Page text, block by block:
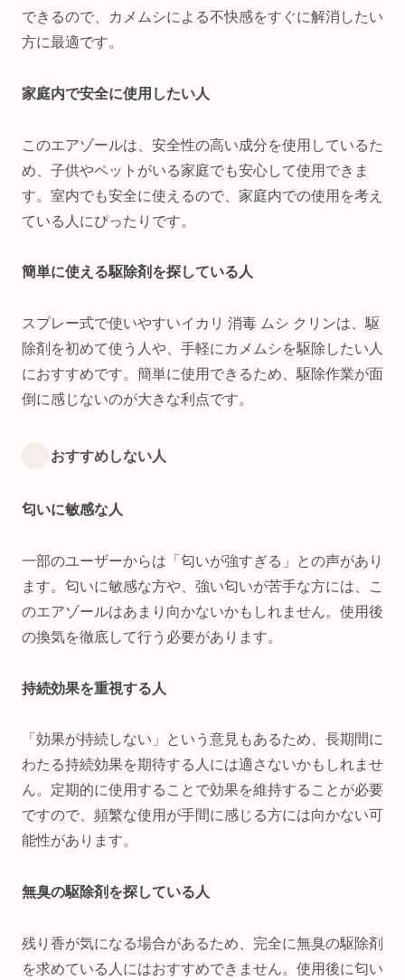
できるので、カメムシによる不快感をすぐに解消したい
方に最適です。
家庭内で安全に使用したい人
このエアゾールは、安全性の高い成分を使用しているた
め、子供やペットがいる家庭でも安心して使用できま
す。室内でも安全に使えるので、家庭内での使用を考え
ている人にぴったりです。
簡単に使える駆除剤を探している人
スプレー式で使いやすいイカリ 消毒 ムシ クリンは、駆
除剤を初めて使う人や、手軽にカメムシを駆除したい人
におすすめです。簡単に使用できるため、駆除作業が面
倒に感じないのが大きな利点です。
おすすめしない人
匂いに敏感な人
一部のユーザーからは「匂いが強すぎる」との声があり
ます。匂いに敏感な方や、強い匂いが苦手な方には、こ
のエアゾールはあまり向かないかもしれません。使用後
の換気を徹底して行う必要があります。
持続効果を重視する人
「効果が持続しない」という意見もあるため、長期間に
わたる持続効果を期待する人には適さないかもしれませ
ん。定期的に使用することで効果を維持することが必要
ですので、頻繁な使用が手間に感じる方には向かない可
能性があります。
無臭の駆除剤を探している人
残り香が気になる場合があるため、完全に無臭の駆除剤
を求めている人にはおすすめできません。使用後に匂い